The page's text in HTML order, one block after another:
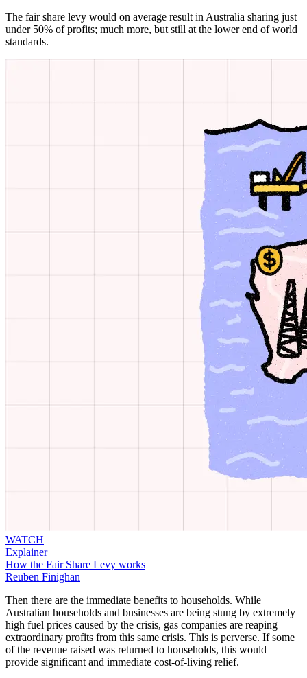
The fair share levy would on average result in Australia sharing just
under 50% of profits; much more, but still at the lower end of world
standards.​​​​‌ ‍ ​‍​‍‌‍ ‌ ​‍‌‍‍‌‌‍‌ ‌‍‍‌‌‍ ‍​‍​‍​ ‍‍​‍​‍‌ ​ ‌‍​‌‌‍ ‍‌‍‍‌‌ ‌​‌ ‍‌​‍ ‍‌‍‍‌‌‍ ​‍​‍​‍ ​​‍​‍‌‍‍​‌ ​‍‌‍‌‌‌‍‌‍​‍​‍​ ‍‍​‍​‍‌‍‍​‌ ‌​‌ ‌​‌ ​​​ ‍‍​‍ ​‍ ‌‍ ​‌‍ ‌‍​ ‌‍​‌‌‍ ​‌‍‍​‌‍ ‌ ​ ‌ ‌​​ ‍‍​ ​ ​ ​ ​ ​ ​ ​ ​‍ ‌‍‍‌‌‍ ‍‌ ‌​‌‍‌‌‌‍ ‍‌ ‌​​‍ ‌‍‌‌‌‍‌​‌‍‍‌‌ ‌​​‍ ‌‍ ‌‌‍ ‌‍‌​‌‍‌‌​ ‌‌ ​​‌ ​‍‌‍‌‌‌ ​ ‌‍‌‌‌‍ ‍‌ ‌​‌‍​‌‌ ‌​‌‍‍‌‌‍ ‌‍ ‍​ ‍ ‌‍‍‌‌‍‌​​ ‌​ ​​​ ​‍‌‍​ ​ ‌ ‌‍‌​​ ‌‍‌‍​ ​ ‍‌​‍ ‌​ ‌​‌‍‌‍​ ​​​ ‌‌​‍ ‌​ ‌​​ ​‌​ ‌‍​ ‌ ​‍ ‌‌‍​‍‌‍​‍​ ‌‌​ ‌‍​‍ ‌‌‍​‍​ ​‍​ ​‌‌‍‌‍‌‍​‌‌‍​ ​ ‌‍‌‍‌‍‌‍​‍​ ​‍​ ‌‍​ ​​​ ‍ ‌ ‌​‌ ‍‌‌ ​​‌‍‌‌​ ‌‌‍ ‍‌‍‌‌‌ ‌ ‌ ​ ​ ‍ ‌ ​​‌‍​‌‌ ‌​‌‍‍​​ ‌‌‍​ ‌‍ ‌‍ ‍‌ ‌​‌‍‌‌‌‍ ‍‌ ‌​​‍‌‌​ ‌‌‌​​‍‌‌ ‌‍‍ ‌‍‌‌‌ ‍‌​‍‌‌​ ​ ‌​‌​​‍‌‌​ ​ ‌​‌​​‍‌‌​ ​‍​ ​‍‌‍‌‌‌‍​ ​ ​ ‌‍‌​​ ​ ​ ‌​​ ‌‍​ ​​​ ​‌‌‍‌​​ ‌‍​ ​ ​‍‌‌​ ​‍​ ​‍​‍‌‌​ ‌‌‌​‌​​‍ ‍‌‍​ ‌‍‍​‌‍‍‌‌‍ ​‌‍‌​‌ ​‍‌‍‌‌‌‍ ‍​‍‌‌​ ‌‌‌​​‍‌‌ ‌‍‍ ‌‍‌‌‌ ‍‌​‍‌‌​ ​ ‌​‌​​‍‌‌​ ​ ‌​‌​​‍‌‌​ ​‍​ ​‍​ ‍​​ ​‍‌‍​ ​ ​ ‌‍​‌‌‍​‍‌‍‌‌‌‍‌‌​ ‍‌​ ​​‌‍​‍‌‍​ ​‍‌‌​ ​‍​ ​‍​‍‌‌​ ‌‌‌​‌​​‍ ‍‌ ‌​‌‍‌‌‌ ‍​‌ ‌​​ ‌‍​‍‌‍​‌‌ ​ ‌‍‌‌‌‌‌‌‌ ​‍‌‍ ​​ ‌‌‍‍​‌ ‌​‌ ‌​‌ ​​​‍‌‌​ ​ ‌​​‌​‍‌‌​ ​‍‌​‌‍​‍‌‌​ ​‍‌​‌‍‌‍ ​‌‍ ‌‍​ ‌‍​‌‌‍ ​‌‍‍​‌‍ ‌ ​ ‌ ‌​​‍‌‌​ ​ ‌​​‌​ ​ ​ ​ ​ ​ ​ ​ ​‍‌‍‌‍‍‌‌‍‌​​ ‌​ ​​​ ​‍‌‍​ ​ ‌ ‌‍‌​​ ‌‍‌‍​ ​ ‍‌​‍ ‌​ ‌​‌‍‌‍​ ​​​ ‌‌​‍ ‌​ ‌​​ ​‌​ ‌‍​ ‌ ​‍ ‌‌‍​‍‌‍​‍​ ‌‌​ ‌‍​‍ ‌‌‍​‍​ ​‍​ ​‌‌‍‌‍‌‍​‌‌‍​ ​ ‌‍‌‍‌‍‌‍​‍​ ​‍​ ‌‍​ ​​​‍‌‍‌ ‌​‌ ‍‌‌ ​​‌‍‌‌​ ‌‌‍ ‍‌‍‌‌‌ ‌ ‌ ​ ​‍‌‍‌ ​​‌‍​‌‌ ‌​‌‍‍​​ ‌‌‍​ ‌‍ ‌‍ ‍‌ ‌​‌‍‌‌‌‍ ‍‌ ‌​​‍‌‌​ ‌‌‌​​‍‌‌ ‌‍‍ ‌‍‌‌‌ ‍‌​‍‌‌​ ​ ‌​‌​​‍‌‌​ ​ ‌​‌​​‍‌‌​ ​‍​ ​‍‌‍‌‌‌‍​ ​ ​ ‌‍‌​​ ​ ​ ‌​​ ‌‍​ ​​​ ​‌‌‍‌​​ ‌‍​ ​ ​‍‌‌​ ​‍​ ​‍​‍‌‌​ ‌‌‌​‌​​‍ ‍‌‍​ ‌‍‍​‌‍‍‌‌‍ ​‌‍‌​‌ ​‍‌‍‌‌‌‍ ‍​‍‌‌​ ‌‌‌​​‍‌‌ ‌‍‍ ‌‍‌‌‌ ‍‌​‍‌‌​ ​ ‌​‌​​‍‌‌​ ​ ‌​‌​​‍‌‌​ ​‍​ ​‍​ ‍​​ ​‍‌‍​ ​ ​ ‌‍​‌‌‍​‍‌‍‌‌‌‍‌‌​ ‍‌​ ​​‌‍​‍‌‍​ ​‍‌‌​ ​‍​ ​‍​‍‌‌​ ‌‌‌​‌​​‍ ‍‌ ‌​‌‍‌‌‌ ‍​‌ ‌​​‍‌‍‌ ​​‌‍‌‌‌ ​‍‌ ​ ‌ ​​‌‍‌‌‌‍​ ‌ ‌​‌‍‍‌‌ ‌‍‌‍‌‌​ ‌‌ ​​‌ ‌‌‌‍​‍‌‍ ​‌‍‍‌‌ ​ ‌‍‍​‌‍‌‌‌‍‌​​‍​‍‌ ‌
WATCH
Explainer
How the Fair Share Levy works​​​​‌ ‍ ​‍​‍‌‍ ‌ ​‍‌‍‍‌‌‍‌ ‌‍‍‌‌‍ ‍​‍​‍​ ‍‍​‍​‍‌ ​ ‌‍​‌‌‍ ‍‌‍‍‌‌ ‌​‌ ‍‌​‍ ‍‌‍‍‌‌‍ ​‍​‍​‍ ​​‍​‍‌‍‍​‌ ​‍‌‍‌‌‌‍‌‍​‍​‍​ ‍‍​‍​‍‌‍‍​‌ ‌​‌ ‌​‌ ​​​ ‍‍​‍ ​‍ ‌‍ ​‌‍ ‌‍​ ‌‍​‌‌‍ ​‌‍‍​‌‍ ‌ ​ ‌ ‌​​ ‍‍​ ​ ​ ​ ​ ​ ​ ​ ​‍ ‌‍‍‌‌‍ ‍‌ ‌​‌‍‌‌‌‍ ‍‌ ‌​​‍ ‌‍‌‌‌‍‌​‌‍‍‌‌ ‌​​‍ ‌‍ ‌‌‍ ‌‍‌​‌‍‌‌​ ‌‌ ​​‌ ​‍‌‍‌‌‌ ​ ‌‍‌‌‌‍ ‍‌ ‌​‌‍​‌‌ ‌​‌‍‍‌‌‍ ‌‍ ‍​ ‍ ‌‍‍‌‌‍‌​​ ‌​ ​ ​ ​‍​ ​​‌‍‌​​ ​​‌‍‌‌​ ‍​‌‍​‌​‍ ‌​ ‌​​ ​‌​ ​‍‌‍​‌​‍ ‌​ ‌​​ ‌​​ ‌‌​ ​ ​‍ ‌‌‍​‍​ ​‌​ ‌​​ ​ ​‍ ‌​ ‌‍‌‍‌‌‌‍‌‌‌‍‌​​ ‌ ‌‍​‍‌‍​ ‌‍​‌‌‍‌‍​ ‌‌‌‍​ ‌‍‌‍​ ‍ ‌ ‌​‌ ‍‌‌ ​​‌‍‌‌​ ‌‌‍ ‍‌‍‌‌‌ ‌ ‌ ​ ​ ‍ ‌ ​​‌‍​‌‌ ‌​‌‍‍​​ ‌‌ ‌​‌‍‍‌‌ ‌​‌‍ ​‌‍‌‌​ ‌‍​‍‌‍​‌‌ ​ ‌‍‌‌‌‌‌‌‌ ​‍‌‍ ​​ ‌‌‍‍​‌ ‌​‌ ‌​‌ ​​​‍‌‌​ ​ ‌​​‌​‍‌‌​ ​‍‌​‌‍​‍‌‌​ ​‍‌​‌‍‌‍ ​‌‍ ‌‍​ ‌‍​‌‌‍ ​‌‍‍​‌‍ ‌ ​ ‌ ‌​​‍‌‌​ ​ ‌​​‌​ ​ ​ ​ ​ ​ ​ ​ ​‍‌‍‌‍‍‌‌‍‌​​ ‌​ ​ ​ ​‍​ ​​‌‍‌​​ ​​‌‍‌‌​ ‍​‌‍​‌​‍ ‌​ ‌​​ ​‌​ ​‍‌‍​‌​‍ ‌​ ‌​​ ‌​​ ‌‌​ ​ ​‍ ‌‌‍​‍​ ​‌​ ‌​​ ​ ​‍ ‌​ ‌‍‌‍‌‌‌‍‌‌‌‍‌​​ ‌ ‌‍​‍‌‍​ ‌‍​‌‌‍‌‍​ ‌‌‌‍​ ‌‍‌‍​‍‌‍‌ ‌​‌ ‍‌‌ ​​‌‍‌‌​ ‌‌‍ ‍‌‍‌‌‌ ‌ ‌ ​ ​‍‌‍‌ ​​‌‍​‌‌ ‌​‌‍‍​​ ‌‌ ‌​‌‍‍‌‌ ‌​‌‍ ​‌‍‌‌​‍‌‍‌ ​​‌‍‌‌‌ ​‍‌ ​ ‌ ​​‌‍‌‌‌‍​ ‌ ‌​‌‍‍‌‌ ‌‍‌‍‌‌​ ‌‌ ​​‌ ‌‌‌‍​‍‌‍ ​‌‍‍‌‌ ​ ‌‍‍​‌‍‌‌‌‍‌​​‍​‍‌ ‌
Reuben Finighan​​​​‌ ‍ ​‍​‍‌‍ ‌ ​‍‌‍‍‌‌‍‌ ‌‍‍‌‌‍ ‍​‍​‍​ ‍‍​‍​‍‌ ​ ‌‍​‌‌‍ ‍‌‍‍‌‌ ‌​‌ ‍‌​‍ ‍‌‍‍‌‌‍ ​‍​‍​‍ ​​‍​‍‌‍‍​‌ ​‍‌‍‌‌‌‍‌‍​‍​‍​ ‍‍​‍​‍‌‍‍​‌ ‌​‌ ‌​‌ ​​​ ‍‍​‍ ​‍ ‌‍ ​‌‍ ‌‍​ ‌‍​‌‌‍ ​‌‍‍​‌‍ ‌ ​ ‌ ‌​​ ‍‍​ ​ ​ ​ ​ ​ ​ ​ ​‍ ‌‍‍‌‌‍ ‍‌ ‌​‌‍‌‌‌‍ ‍‌ ‌​​‍ ‌‍‌‌‌‍‌​‌‍‍‌‌ ‌​​‍ ‌‍ ‌‌‍ ‌‍‌​‌‍‌‌​ ‌‌ ​​‌ ​‍‌‍‌‌‌ ​ ‌‍‌‌‌‍ ‍‌ ‌​‌‍​‌‌ ‌​‌‍‍‌‌‍ ‌‍ ‍​ ‍ ‌‍‍‌‌‍‌​​ ‌​ ‌​​ ‍​​ ‌‌‌‍​ ​ ​‍​ ‌ ​ ‌ ​ ‌​​‍ ‌​ ​ ​ ​‌​ ​ ​ ​ ​‍ ‌​ ‌​‌‍​ ​ ​ ​ ‌​​‍ ‌‌‍​‍​ ‍​​ ​‌‌‍​‍​‍ ‌​ ‌‌​ ‌ ​ ​‌​ ‍‌​ ​‌‌‍‌​‌‍​‍​ ‌‍​ ‌​‌‍​‌‌‍‌‌‌‍‌​​ ‍ ‌ ‌​‌ ‍‌‌ ​​‌‍‌‌​ ‌‌‍​‌‌ ‌‌‌ ‌​‌‍‍​‌‍ ‌ ​‍​ ‍ ‌ ​​‌‍​‌‌ ‌​‌‍‍​​ ‌‌‍ ‍‌‍​‌‌‍ ‌‌‍‌‌​ ‌‍​‍‌‍​‌‌ ​ ‌‍‌‌‌‌‌‌‌ ​‍‌‍ ​​ ‌‌‍‍​‌ ‌​‌ ‌​‌ ​​​‍‌‌​ ​ ‌​​‌​‍‌‌​ ​‍‌​‌‍​‍‌‌​ ​‍‌​‌‍‌‍ ​‌‍ ‌‍​ ‌‍​‌‌‍ ​‌‍‍​‌‍ ‌ ​ ‌ ‌​​‍‌‌​ ​ ‌​​‌​ ​ ​ ​ ​ ​ ​ ​ ​‍‌‍‌‍‍‌‌‍‌​​ ‌​ ‌​​ ‍​​ ‌‌‌‍​ ​ ​‍​ ‌ ​ ‌ ​ ‌​​‍ ‌​ ​ ​ ​‌​ ​ ​ ​ ​‍ ‌​ ‌​‌‍​ ​ ​ ​ ‌​​‍ ‌‌‍​‍​ ‍​​ ​‌‌‍​‍​‍ ‌​ ‌‌​ ‌ ​ ​‌​ ‍‌​ ​‌‌‍‌​‌‍​‍​ ‌‍​ ‌​‌‍​‌‌‍‌‌‌‍‌​​‍‌‍‌ ‌​‌ ‍‌‌ ​​‌‍‌‌​ ‌‌‍​‌‌ ‌‌‌ ‌​‌‍‍​‌‍ ‌ ​‍​‍‌‍‌ ​​‌‍​‌‌ ‌​‌‍‍​​ ‌‌‍ ‍‌‍​‌‌‍ ‌‌‍‌‌​‍‌‍‌ ​​‌‍‌‌‌ ​‍‌ ​ ‌ ​​‌‍‌‌‌‍​ ‌ ‌​‌‍‍‌‌ ‌‍‌‍‌‌​ ‌‌ ​​‌ ‌‌‌‍​‍‌‍ ​‌‍‍‌‌ ​ ‌‍‍​‌‍‌‌‌‍‌​​‍​‍‌ ‌
Then there are the immediate benefits to households. While
Australian households and businesses are being stung by extremely
high fuel prices caused by the crisis, gas companies are reaping
extraordinary profits from this same crisis. This is perverse. If some
of the revenue raised was returned to households, this would
provide significant and immediate cost-of-living relief.​​​​‌ ‍ ​‍​‍‌‍ ‌ ​‍‌‍‍‌‌‍‌ ‌‍‍‌‌‍ ‍​‍​‍​ ‍‍​‍​‍‌ ​ ‌‍​‌‌‍ ‍‌‍‍‌‌ ‌​‌ ‍‌​‍ ‍‌‍‍‌‌‍ ​‍​‍​‍ ​​‍​‍‌‍‍​‌ ​‍‌‍‌‌‌‍‌‍​‍​‍​ ‍‍​‍​‍‌‍‍​‌ ‌​‌ ‌​‌ ​​​ ‍‍​‍ ​‍ ‌‍ ​‌‍ ‌‍​ ‌‍​‌‌‍ ​‌‍‍​‌‍ ‌ ​ ‌ ‌​​ ‍‍​ ​ ​ ​ ​ ​ ​ ​ ​‍ ‌‍‍‌‌‍ ‍‌ ‌​‌‍‌‌‌‍ ‍‌ ‌​​‍ ‌‍‌‌‌‍‌​‌‍‍‌‌ ‌​​‍ ‌‍ ‌‌‍ ‌‍‌​‌‍‌‌​ ‌‌ ​​‌ ​‍‌‍‌‌‌ ​ ‌‍‌‌‌‍ ‍‌ ‌​‌‍​‌‌ ‌​‌‍‍‌‌‍ ‌‍ ‍​ ‍ ‌‍‍‌‌‍‌​​ ‌​ ​​​ ​‍‌‍​ ​ ‌ ‌‍‌​​ ‌‍‌‍​ ​ ‍‌​‍ ‌​ ‌​‌‍‌‍​ ​​​ ‌‌​‍ ‌​ ‌​​ ​‌​ ‌‍​ ‌ ​‍ ‌‌‍​‍‌‍​‍​ ‌‌​ ‌‍​‍ ‌‌‍​‍​ ​‍​ ​‌‌‍‌‍‌‍​‌‌‍​ ​ ‌‍‌‍‌‍‌‍​‍​ ​‍​ ‌‍​ ​​​ ‍ ‌ ‌​‌ ‍‌‌ ​​‌‍‌‌​ ‌‌‍ ‍‌‍‌‌‌ ‌ ‌ ​ ​ ‍ ‌ ​​‌‍​‌‌ ‌​‌‍‍​​ ‌‌‍​ ‌‍ ‌‍ ‍‌ ‌​‌‍‌‌‌‍ ‍‌ ‌​​‍‌‌​ ‌‌‌​​‍‌‌ ‌‍‍ ‌‍‌‌‌ ‍‌​‍‌‌​ ​ ‌​‌​​‍‌‌​ ​ ‌​‌​​‍‌‌​ ​‍​ ​‍‌‍‌​​ ‌​​ ‌‍‌‍​ ​ ‍‌​ ‌ ​ ​‍‌‍​‍​ ​ ​ ​ ​ ​ ‌‍​ ​‍‌‌​ ​‍​ ​‍​‍‌‌​ ‌‌‌​‌​​‍ ‍‌‍​ ‌‍‍​‌‍‍‌‌‍ ​‌‍‌​‌ ​‍‌‍‌‌‌‍ ‍​‍‌‌​ ‌‌‌​​‍‌‌ ‌‍‍ ‌‍‌‌‌ ‍‌​‍‌‌​ ​ ‌​‌​​‍‌‌​ ​ ‌​‌​​‍‌‌​ ​‍​ ​‍​ ‌ ​ ‍​‌‍​‍​ ‍​​ ‌ ​ ​‌​ ​‌​ ‌‌​ ​‍​ ​‌‌‍​ ​ ‍‌​‍‌‌​ ​‍​ ​‍​‍‌‌​ ‌‌‌​‌​​‍ ‍‌ ‌​‌‍‌‌‌ ‍​‌ ‌​​ ‌‍​‍‌‍​‌‌ ​ ‌‍‌‌‌‌‌‌‌ ​‍‌‍ ​​ ‌‌‍‍​‌ ‌​‌ ‌​‌ ​​​‍‌‌​ ​ ‌​​‌​‍‌‌​ ​‍‌​‌‍​‍‌‌​ ​‍‌​‌‍‌‍ ​‌‍ ‌‍​ ‌‍​‌‌‍ ​‌‍‍​‌‍ ‌ ​ ‌ ‌​​‍‌‌​ ​ ‌​​‌​ ​ ​ ​ ​ ​ ​ ​ ​‍‌‍‌‍‍‌‌‍‌​​ ‌​ ​​​ ​‍‌‍​ ​ ‌ ‌‍‌​​ ‌‍‌‍​ ​ ‍‌​‍ ‌​ ‌​‌‍‌‍​ ​​​ ‌‌​‍ ‌​ ‌​​ ​‌​ ‌‍​ ‌ ​‍ ‌‌‍​‍‌‍​‍​ ‌‌​ ‌‍​‍ ‌‌‍​‍​ ​‍​ ​‌‌‍‌‍‌‍​‌‌‍​ ​ ‌‍‌‍‌‍‌‍​‍​ ​‍​ ‌‍​ ​​​‍‌‍‌ ‌​‌ ‍‌‌ ​​‌‍‌‌​ ‌‌‍ ‍‌‍‌‌‌ ‌ ‌ ​ ​‍‌‍‌ ​​‌‍​‌‌ ‌​‌‍‍​​ ‌‌‍​ ‌‍ ‌‍ ‍‌ ‌​‌‍‌‌‌‍ ‍‌ ‌​​‍‌‌​ ‌‌‌​​‍‌‌ ‌‍‍ ‌‍‌‌‌ ‍‌​‍‌‌​ ​ ‌​‌​​‍‌‌​ ​ ‌​‌​​‍‌‌​ ​‍​ ​‍‌‍‌​​ ‌​​ ‌‍‌‍​ ​ ‍‌​ ‌ ​ ​‍‌‍​‍​ ​ ​ ​ ​ ​ ‌‍​ ​‍‌‌​ ​‍​ ​‍​‍‌‌​ ‌‌‌​‌​​‍ ‍‌‍​ ‌‍‍​‌‍‍‌‌‍ ​‌‍‌​‌ ​‍‌‍‌‌‌‍ ‍​‍‌‌​ ‌‌‌​​‍‌‌ ‌‍‍ ‌‍‌‌‌ ‍‌​‍‌‌​ ​ ‌​‌​​‍‌‌​ ​ ‌​‌​​‍‌‌​ ​‍​ ​‍​ ‌ ​ ‍​‌‍​‍​ ‍​​ ‌ ​ ​‌​ ​‌​ ‌‌​ ​‍​ ​‌‌‍​ ​ ‍‌​‍‌‌​ ​‍​ ​‍​‍‌‌​ ‌‌‌​‌​​‍ ‍‌ ‌​‌‍‌‌‌ ‍​‌ ‌​​‍‌‍‌ ​​‌‍‌‌‌ ​‍‌ ​ ‌ ​​‌‍‌‌‌‍​ ‌ ‌​‌‍‍‌‌ ‌‍‌‍‌‌​ ‌‌ ​​‌ ‌‌‌‍​‍‌‍ ​‌‍‍‌‌ ​ ‌‍‍​‌‍‌‌‌‍‌​​‍​‍‌ ‌